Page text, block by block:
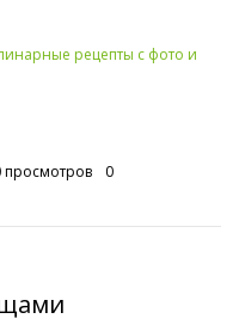
рецепты с фото и
просмотров 0